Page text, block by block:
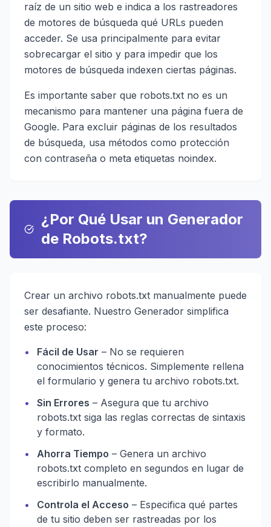
raíz de un sitio web e indica a los rastreadores
de motores de búsqueda qué URLs pueden
acceder. Se usa principalmente para evitar
sobrecargar el sitio y para impedir que los
motores de búsqueda indexen ciertas páginas.
Es importante saber que robots.txt no es un
mecanismo para mantener una página fuera de
Google. Para excluir páginas de los resultados
de búsqueda, usa métodos como protección
con contraseña o meta etiquetas noindex.
¿Por Qué Usar un Generador
de Robots.txt?
Crear un archivo robots.txt manualmente puede
ser desafiante. Nuestro Generador simplifica
este proceso:
• Fácil de Usar – No se requieren
conocimientos técnicos. Simplemente rellena
el formulario y genera tu archivo robots.txt.
•
Sin Errores – Asegura que tu archivo
robots.txt siga las reglas correctas de sintaxis
y formato.
•
Ahorra Tiempo – Genera un archivo
robots.txt completo en segundos en lugar de
escribirlo manualmente.
•
Controla el Acceso – Especifica qué partes
de tu sitio deben ser rastreadas por los